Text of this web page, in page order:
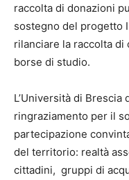
raccolta di donazioni
sostegno del progetto
rilanciare la raccolta
borse di studio.
L’Università di
ringraziamento per il
partecipazione
del territorio: realtà
cittadini, gruppi di